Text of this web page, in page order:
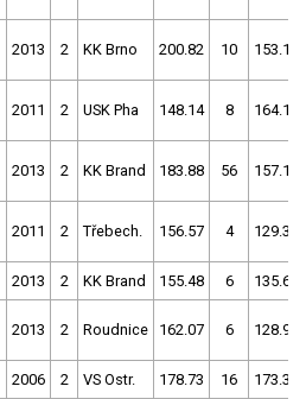
2013 2 KK Brno 200.82 10 153.17
2011 2 USK Pha 148.14 8 164.18
2013 2 KK Brand 183.88 56 157.19
2011 2 Třebech. 156.57 4 129.39
2013 2 KK Brand 155.48 6 135.60
2013 2 Roudnice 162.07 6 128.92
2006 2 VS Ostr. 178.73 16 173.36